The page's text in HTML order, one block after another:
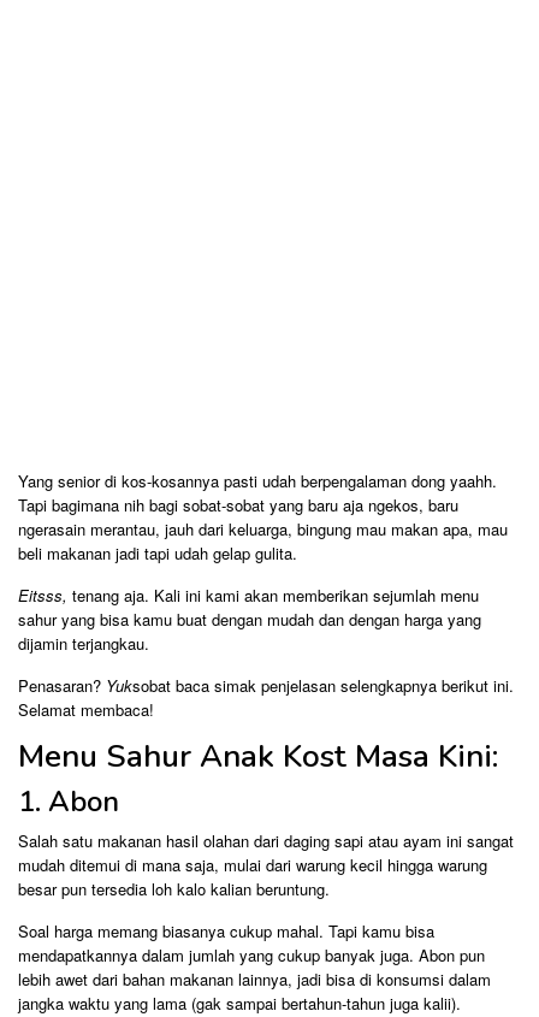
Yang senior di kos-kosannya pasti udah berpengalaman dong yaahh.
Tapi bagimana nih bagi sobat-sobat yang baru aja ngekos, baru
ngerasain merantau, jauh dari keluarga, bingung mau makan apa, mau
beli makanan jadi tapi udah gelap gulita.
Eitsss, tenang aja. Kali ini kami akan memberikan sejumlah menu
sahur yang bisa kamu buat dengan mudah dan dengan harga yang
dijamin terjangkau.
Penasaran? Yuksobat baca simak penjelasan selengkapnya berikut ini.
Selamat membaca!
Menu Sahur Anak Kost Masa Kini:
1. Abon
Salah satu makanan hasil olahan dari daging sapi atau ayam ini sangat
mudah ditemui di mana saja, mulai dari warung kecil hingga warung
besar pun tersedia loh kalo kalian beruntung.
Soal harga memang biasanya cukup mahal. Tapi kamu bisa
mendapatkannya dalam jumlah yang cukup banyak juga. Abon pun
lebih awet dari bahan makanan lainnya, jadi bisa di konsumsi dalam
jangka waktu yang lama (gak sampai bertahun-tahun juga kalii).